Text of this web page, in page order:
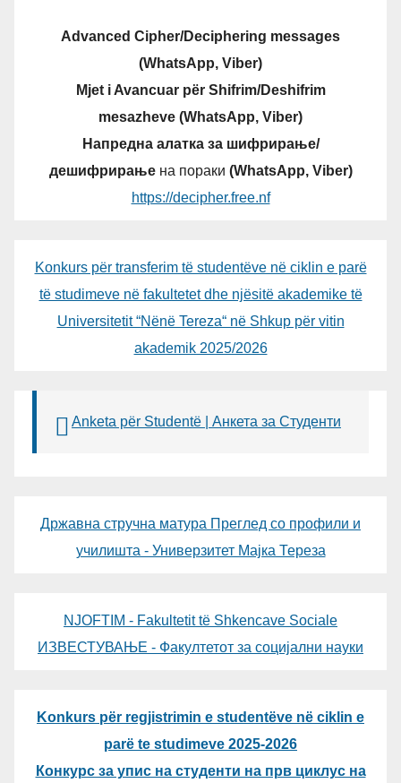
Advanced Cipher/Deciphering messages
(WhatsApp, Viber)
Mjet i Avancuar për Shifrim/Deshifrim
mesazheve (WhatsApp, Viber)
Напредна алатка за шифрирање/
дешифрирањена пораки (WhatsApp, Viber)
https://decipher.free.nf
Konkurs për transferim të studentëve në ciklin e parë
të studimeve në fakultetet dhe njësitë akademike të
Universitetit “Nënë Tereza“ në Shkup për vitin
akademik 2025/2026
Anketa për Studentë | Анкета за Студенти
Државна стручна матура Преглед со профили и
училишта - Универзитет Мајка Тереза
NJOFTIM - Fakultetit të Shkencave Sociale
ИЗВЕСТУВАЊЕ - Факултетот за социјални науки
Konkurs për regjistrimin e studentëve në ciklin e
parë te studimeve 2025-2026
Конкурс за упис на студенти на прв циклус на